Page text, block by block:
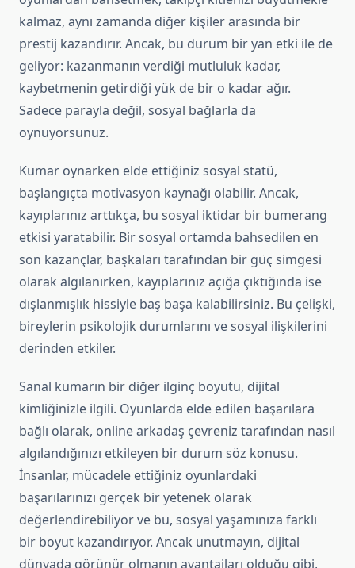
kalmaz, aynı zamanda diğer kişiler arasında bir
prestij kazandırır. Ancak, bu durum bir yan etki ile de
geliyor: kazanmanın verdiği mutluluk kadar,
kaybetmenin getirdiği yük de bir o kadar ağır.
Sadece parayla değil, sosyal bağlarla da
oynuyorsunuz.
Kumar oynarken elde ettiğiniz sosyal statü,
başlangıçta motivasyon kaynağı olabilir. Ancak,
kayıplarınız arttıkça, bu sosyal iktidar bir bumerang
etkisi yaratabilir. Bir sosyal ortamda bahsedilen en
son kazançlar, başkaları tarafından bir güç simgesi
olarak algılanırken, kayıplarınız açığa çıktığında ise
dışlanmışlık hissiyle baş başa kalabilirsiniz. Bu çelişki,
bireylerin psikolojik durumlarını ve sosyal ilişkilerini
derinden etkiler.
Sanal kumarın bir diğer ilginç boyutu, dijital
kimliğinizle ilgili. Oyunlarda elde edilen başarılara
bağlı olarak, online arkadaş çevreniz tarafından nasıl
algılandığınızı etkileyen bir durum söz konusu.
İnsanlar, mücadele ettiğiniz oyunlardaki
başarılarınızı gerçek bir yetenek olarak
değerlendirebiliyor ve bu, sosyal yaşamınıza farklı
bir boyut kazandırıyor. Ancak unutmayın, dijital
dünyada görünür olmanın avantajları olduğu gibi,